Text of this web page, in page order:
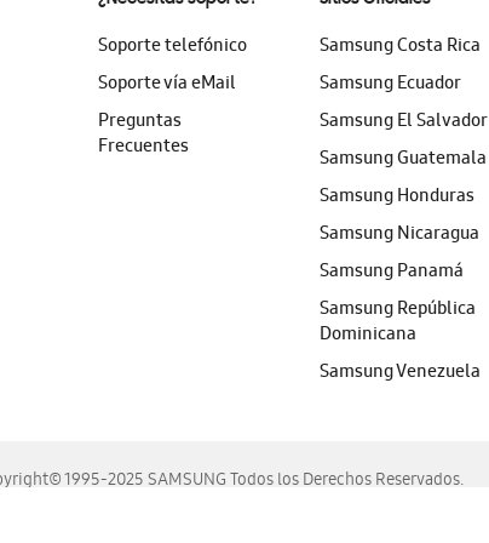
Soporte telefónico
Soporte vía eMail
Preguntas
Frecuentes
Samsung Costa Rica
Samsung Ecuador
Samsung El Salvador
Samsung Guatemala
Samsung Honduras
Samsung Nicaragua
Samsung Panamá
Samsung República
Dominicana
Samsung Venezuela
1995-2025 SAMSUNG Todos los Derechos Reservados.